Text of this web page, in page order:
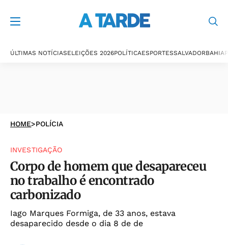
ÚLTIMAS NOTÍCIASELEIÇÕES 2026POLÍTICAESPORTESSALVADORBAHIA
HOME>POLÍCIA
INVESTIGAÇÃO
Corpo de homem que desapareceu
no trabalho é encontrado
carbonizado
Iago Marques Formiga, de 33 anos, estava
desaparecido desde o dia 8 de de